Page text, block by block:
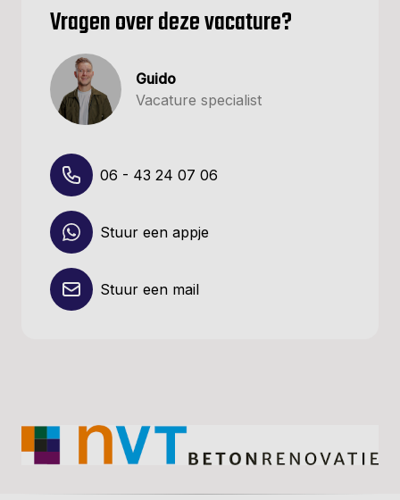
Vragen over deze vacature?
Guido
Vacature specialist
06 - 43 24 07 06
Stuur een appje
Stuur een mail